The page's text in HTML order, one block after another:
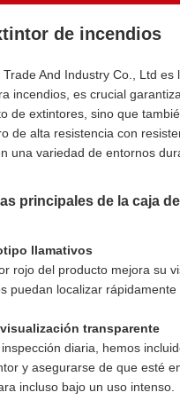
de incendios
Trade And Industry Co., Ltd
incendios, es crucial
de extintores, sino que
de alta resistencia con
una variedad de entornos
principales de la caja
llamativos
rojo del producto mejora su
puedan localizar
transparente
diaria, hemos
y asegurarse de que esté
incluso bajo un uso intenso.